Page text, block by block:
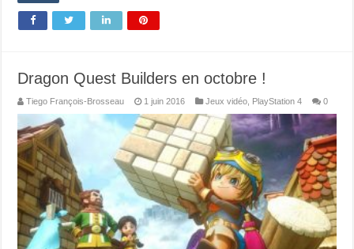
Dragon Quest Builders en octobre !
Tiego François-Brosseau 1 juin 2016 Jeux vidéo PlayStation 4 0